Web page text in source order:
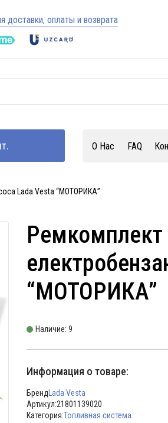
доставки, оплаты и возврата
О Нас FAQ
Lada Vesta “МОТОРИКА”
Ремкомплект
“МОТОРИКА”
Наличие: 9
Информация о товаре:
Бренд Lada Vesta
Артикул:21801139020
Категория:Топливная система